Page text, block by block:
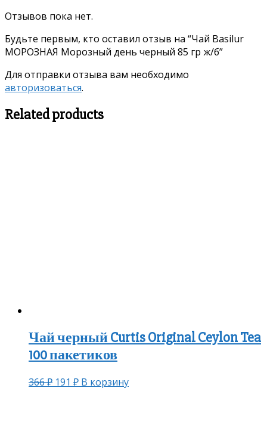
Отзывов пока нет.
Будьте первым, кто оставил отзыв на “Чай Basilur
МОРОЗНАЯ Морозный день черный 85 гр ж/б”
Для отправки отзыва вам необходимо
авторизоваться.
Related products
Чай черный Curtis Original Ceylon Tea
100 пакетиков
366₽ 191 ₽ В корзину